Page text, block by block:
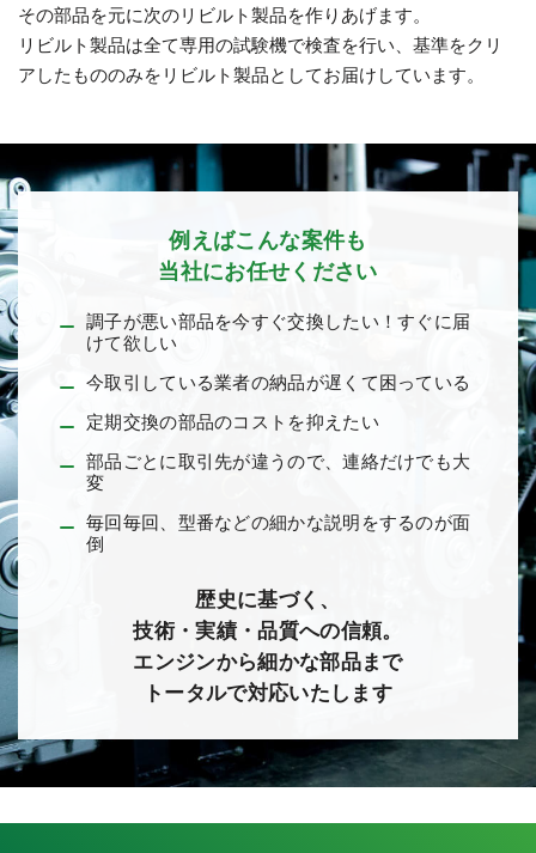
その部品を元に次のリビルト製品を作りあげます。
リビルト製品は全て専用の試験機で検査を行い、基準をクリ
アしたもののみをリビルト製品としてお届けしています。
例えばこんな案件も
当社にお任せください
調子が悪い部品を今すぐ交換したい！すぐに届
けて欲しい
今取引している業者の納品が遅くて困っている
定期交換の部品のコストを抑えたい
部品ごとに取引先が違うので、連絡だけでも大
変
毎回毎回、型番などの細かな説明をするのが面
倒
歴史に基づく、
技術・実績・品質への信頼。
エンジンから細かな部品まで
トータルで対応いたします